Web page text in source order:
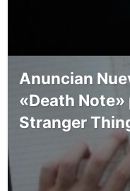
Anuncian
«Death
Stranger